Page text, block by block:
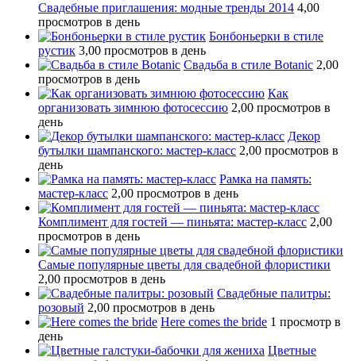
Свадебные приглашения: модные тренды 2014 4,00
просмотров в день
Бонбоньерки в стиле
рустик 3,00 просмотров в день
Свадьба в стиле Botanic 2,00
просмотров в день
Как
организовать зимнюю фотосессию 2,00 просмотров в
день
Декор
бутылки шампанского: мастер-класс 2,00 просмотров в
день
Рамка на память:
мастер-класс 2,00 просмотров в день
Комплимент для гостей — пиньята: мастер-класс 2,00
просмотров в день
Самые популярные цветы для свадебной флористики
2,00 просмотров в день
Свадебные палитры:
розовый 2,00 просмотров в день
Here comes the bride 1 просмотр в
день
Цветные